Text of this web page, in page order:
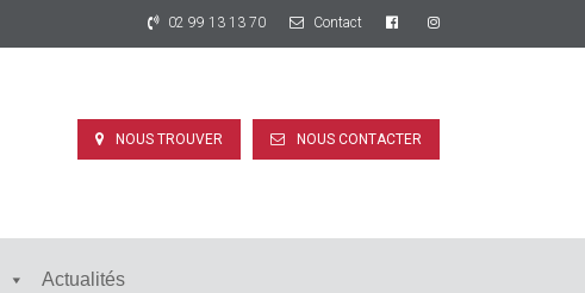
02 99 13 13 70 Contact
NOUS TROUVER NOUS CONTACTER
Actualités